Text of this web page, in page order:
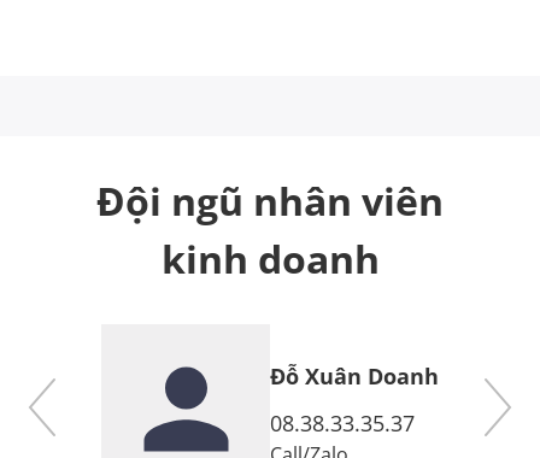
Đội ngũ nhân viên
kinh doanh
Đỗ Xuân Doanh
08.38.33.35.37